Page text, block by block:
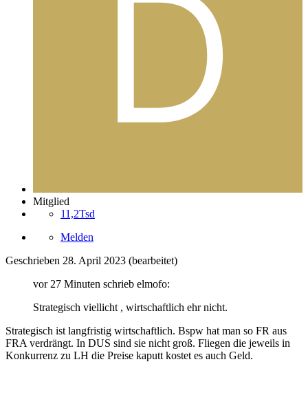
Mitglied
11,2Tsd
Melden
Geschrieben 28. April 2023 (bearbeitet)
vor 27 Minuten schrieb elmofo:
Strategisch viellicht , wirtschaftlich ehr nicht.
Strategisch ist langfristig wirtschaftlich. Bspw hat man so FR aus
FRA verdrängt. In DUS sind sie nicht groß. Fliegen die jeweils in
Konkurrenz zu LH die Preise kaputt kostet es auch Geld.